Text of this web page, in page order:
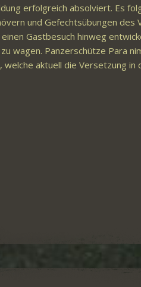
erfolgreich absolviert. Es
und Gefechtsübungen
einen Gastbesuch hinweg
wagen. Panzerschütze Para
aktuell die Versetzung in